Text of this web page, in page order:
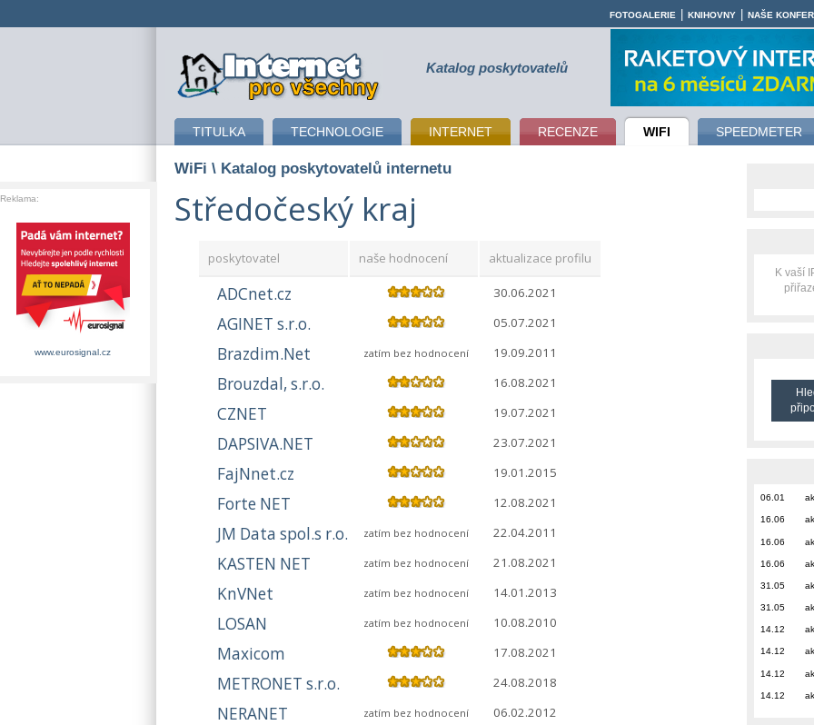
připojení k internetu Katalog poskytovatelů
TITULKA TECHNOLOGIE INTERNET RECENZE WIFI SPEEDMETER
FOTOGALERIE KNIHOVNY NAŠE
WiFi \ Katalog poskytovatelů internetu
Středočeský kraj
poskytovatel naše hodnocení aktualizace profilu
ADCnet.cz 30.06.2021
AGINET s.r.o. 05.07.2021
Brazdim.Net zatím bez hodnocení 19.09.2011
Brouzdal, s.r.o. 16.08.2021
CZNET 19.07.2021
DAPSIVA.NET 23.07.2021
FajNnet.cz 19.01.2015
Forte NET 12.08.2021
JM Data spol.s r.o. zatím bez hodnocení 22.04.2011
KASTEN NET zatím bez hodnocení 21.08.2021
KnVNet zatím bez hodnocení 14.01.2013
LOSAN zatím bez hodnocení 10.08.2010
Maxicom 17.08.2021
METRONET s.r.o. 24.08.2018
NERANET zatím bez hodnocení 06.02.2012
K vaší
06.01
16.06
16.06
16.06
31.05
31.05
14.12
14.12
14.12
14.12
Reklama:
www.eurosignal.cz